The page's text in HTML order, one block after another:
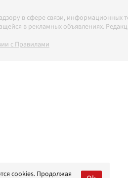
в сфере связи, информационных
в рекламных объявлениях.
с Правилами
cookies. Продолжая